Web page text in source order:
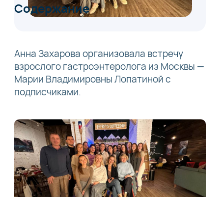
Содержание
Анна Захарова организовала встречу
взрослого гастроэнтеролога из Москвы —
Марии Владимировны Лопатиной с
подписчиками.